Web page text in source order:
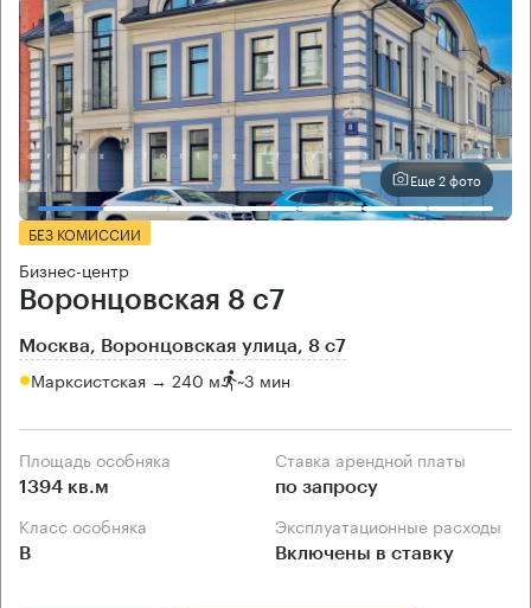
Еще 2 фото
БЕЗ КОМИССИИ
Бизнес-центр
Воронцовская 8 с7
Москва, Воронцовская улица, 8 с7
Марксистская → 240 м ~3 мин
Площадь особняка
1394 кв.м
Ставка арендной платы
по запросу
Класс особняка
B
Эксплуатационные расходы
Включены в ставку